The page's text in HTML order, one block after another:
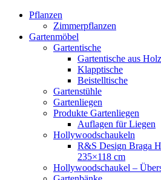
Pflanzen
Zimmerpflanzen
Gartenmöbel
Gartentische
Gartentische aus Holz
Klapptische
Beistelltische
Gartenstühle
Gartenliegen
Produkte Gartenliegen
Auflagen für Liegen
Hollywoodschaukeln
R&S Design Braga
235×118 cm
Hollywoodschaukel –